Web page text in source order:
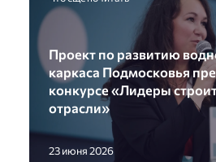
Проект по развитию
каркаса Подмосковья
конкурсе «Лидеры
отрасли»
23 июня 2026